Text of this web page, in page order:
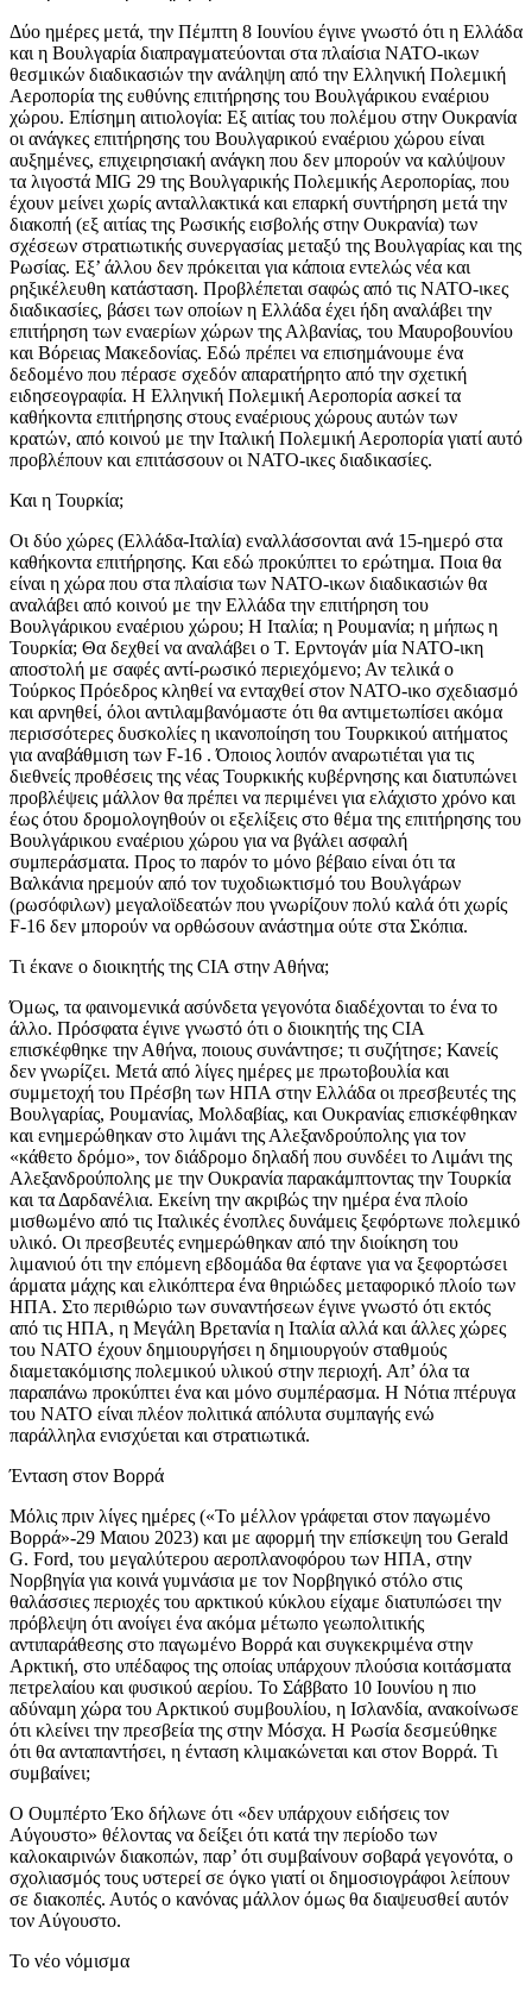
Δύο ημέρες μετά, την Πέμπτη 8 Ιουνίου έγινε γνωστό ότι η Ελλάδα
και η Βουλγαρία διαπραγματεύονται στα πλαίσια ΝΑΤΟ-ικων
θεσμικών διαδικασιών την ανάληψη από την Ελληνική Πολεμική
Αεροπορία της ευθύνης επιτήρησης του Βουλγάρικου εναέριου
χώρου. Επίσημη αιτιολογία: Εξ αιτίας του πολέμου στην Ουκρανία
οι ανάγκες επιτήρησης του Βουλγαρικού εναέριου χώρου είναι
αυξημένες, επιχειρησιακή ανάγκη που δεν μπορούν να καλύψουν
τα λιγοστά MIG 29 της Βουλγαρικής Πολεμικής Αεροπορίας, που
έχουν μείνει χωρίς ανταλλακτικά και επαρκή συντήρηση μετά την
διακοπή (εξ αιτίας της Ρωσικής εισβολής στην Ουκρανία) των
σχέσεων στρατιωτικής συνεργασίας μεταξύ της Βουλγαρίας και της
Ρωσίας. Εξ’ άλλου δεν πρόκειται για κάποια εντελώς νέα και
ρηξικέλευθη κατάσταση. Προβλέπεται σαφώς από τις ΝΑΤΟ-ικες
διαδικασίες, βάσει των οποίων η Ελλάδα έχει ήδη αναλάβει την
επιτήρηση των εναερίων χώρων της Αλβανίας, του Μαυροβουνίου
και Βόρειας Μακεδονίας. Εδώ πρέπει να επισημάνουμε ένα
δεδομένο που πέρασε σχεδόν απαρατήρητο από την σχετική
ειδησεογραφία. Η Ελληνική Πολεμική Αεροπορία ασκεί τα
καθήκοντα επιτήρησης στους εναέριους χώρους αυτών των
κρατών, από κοινού με την Ιταλική Πολεμική Αεροπορία γιατί αυτό
προβλέπουν και επιτάσσουν οι ΝΑΤΟ-ικες διαδικασίες.
Και η Τουρκία;
Οι δύο χώρες (Ελλάδα-Ιταλία) εναλλάσσονται ανά 15-ημερό στα
καθήκοντα επιτήρησης. Και εδώ προκύπτει το ερώτημα. Ποια θα
είναι η χώρα που στα πλαίσια των ΝΑΤΟ-ικων διαδικασιών θα
αναλάβει από κοινού με την Ελλάδα την επιτήρηση του
Βουλγάρικου εναέριου χώρου; Η Ιταλία; η Ρουμανία; η μήπως η
Τουρκία; Θα δεχθεί να αναλάβει ο Τ. Ερντογάν μία ΝΑΤΟ-ικη
αποστολή με σαφές αντί-ρωσικό περιεχόμενο; Αν τελικά ο
Τούρκος Πρόεδρος κληθεί να ενταχθεί στον ΝΑΤΟ-ικο σχεδιασμό
και αρνηθεί, όλοι αντιλαμβανόμαστε ότι θα αντιμετωπίσει ακόμα
περισσότερες δυσκολίες η ικανοποίηση του Τουρκικού αιτήματος
για αναβάθμιση των F-16 . Όποιος λοιπόν αναρωτιέται για τις
διεθνείς προθέσεις της νέας Τουρκικής κυβέρνησης και διατυπώνει
προβλέψεις μάλλον θα πρέπει να περιμένει για ελάχιστο χρόνο και
έως ότου δρομολογηθούν οι εξελίξεις στο θέμα της επιτήρησης του
Βουλγάρικου εναέριου χώρου για να βγάλει ασφαλή
συμπεράσματα. Προς το παρόν το μόνο βέβαιο είναι ότι τα
Βαλκάνια ηρεμούν από τον τυχοδιωκτισμό του Βουλγάρων
(ρωσόφιλων) μεγαλοϊδεατών που γνωρίζουν πολύ καλά ότι χωρίς
F-16 δεν μπορούν να ορθώσουν ανάστημα ούτε στα Σκόπια.
Τι έκανε ο διοικητής της CIA στην Αθήνα;
Όμως, τα φαινομενικά ασύνδετα γεγονότα διαδέχονται το ένα το
άλλο. Πρόσφατα έγινε γνωστό ότι ο διοικητής της CIA
επισκέφθηκε την Αθήνα, ποιους συνάντησε; τι συζήτησε; Κανείς
δεν γνωρίζει. Μετά από λίγες ημέρες με πρωτοβουλία και
συμμετοχή του Πρέσβη των ΗΠΑ στην Ελλάδα οι πρεσβευτές της
Βουλγαρίας, Ρουμανίας, Μολδαβίας, και Ουκρανίας επισκέφθηκαν
και ενημερώθηκαν στο λιμάνι της Αλεξανδρούπολης για τον
«κάθετο δρόμο», τον διάδρομο δηλαδή που συνδέει το Λιμάνι της
Αλεξανδρούπολης με την Ουκρανία παρακάμπτοντας την Τουρκία
και τα Δαρδανέλια. Εκείνη την ακριβώς την ημέρα ένα πλοίο
μισθωμένο από τις Ιταλικές ένοπλες δυνάμεις ξεφόρτωνε πολεμικό
υλικό. Οι πρεσβευτές ενημερώθηκαν από την διοίκηση του
λιμανιού ότι την επόμενη εβδομάδα θα έφτανε για να ξεφορτώσει
άρματα μάχης και ελικόπτερα ένα θηριώδες μεταφορικό πλοίο των
ΗΠΑ. Στο περιθώριο των συναντήσεων έγινε γνωστό ότι εκτός
από τις ΗΠΑ, η Μεγάλη Βρετανία η Ιταλία αλλά και άλλες χώρες
του ΝΑΤΟ έχουν δημιουργήσει η δημιουργούν σταθμούς
διαμετακόμισης πολεμικού υλικού στην περιοχή. Απ’ όλα τα
παραπάνω προκύπτει ένα και μόνο συμπέρασμα. Η Νότια πτέρυγα
του ΝΑΤΟ είναι πλέον πολιτικά απόλυτα συμπαγής ενώ
παράλληλα ενισχύεται και στρατιωτικά.
Ένταση στον Βορρά
Μόλις πριν λίγες ημέρες («Το μέλλον γράφεται στον παγωμένο
Βορρά»-29 Μαιου 2023) και με αφορμή την επίσκεψη του Gerald
G. Ford, του μεγαλύτερου αεροπλανοφόρου των ΗΠΑ, στην
Νορβηγία για κοινά γυμνάσια με τον Νορβηγικό στόλο στις
θαλάσσιες περιοχές του αρκτικού κύκλου είχαμε διατυπώσει την
πρόβλεψη ότι ανοίγει ένα ακόμα μέτωπο γεωπολιτικής
αντιπαράθεσης στο παγωμένο Βορρά και συγκεκριμένα στην
Αρκτική, στο υπέδαφος της οποίας υπάρχουν πλούσια κοιτάσματα
πετρελαίου και φυσικού αερίου. Το Σάββατο 10 Ιουνίου η πιο
αδύναμη χώρα του Αρκτικού συμβουλίου, η Ισλανδία, ανακοίνωσε
ότι κλείνει την πρεσβεία της στην Μόσχα. Η Ρωσία δεσμεύθηκε
ότι θα ανταπαντήσει, η ένταση κλιμακώνεται και στον Βορρά. Τι
συμβαίνει;
Ο Ουμπέρτο Έκο δήλωνε ότι «δεν υπάρχουν ειδήσεις τον
Αύγουστο» θέλοντας να δείξει ότι κατά την περίοδο των
καλοκαιρινών διακοπών, παρ’ ότι συμβαίνουν σοβαρά γεγονότα, ο
σχολιασμός τους υστερεί σε όγκο γιατί οι δημοσιογράφοι λείπουν
σε διακοπές. Αυτός ο κανόνας μάλλον όμως θα διαψευσθεί αυτόν
τον Αύγουστο.
Το νέο νόμισμα